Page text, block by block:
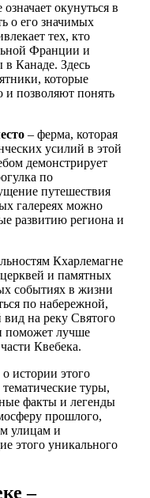
окунуться в
о его значимых
тех, кто
Франции и
в Канаде. Здесь
которые
и позволяют понять
– ферма, которая
усилий в этой
демонстрирует
по
путешествия
галереях можно
развитию региона и
Кхарлемагне
и памятных
событиях в жизни
по набережной,
на реку Святого
поможет лучше
Квебека.
истории этого
туры,
факты и легенды
прошлого,
улицам и
этого уникального
–